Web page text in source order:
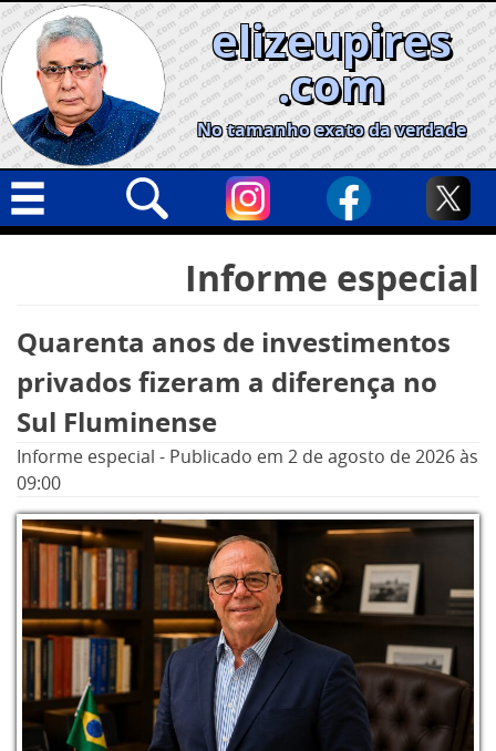
Skip
to
content
elizeupires
.com
No tamanho exato da verdade
Cidades
Política
Nacional
Opinião
Informe especial
Informe especial
Quarenta anos de investimentos
privados fizeram a diferença no
Sul Fluminense
Informe especial - Publicado em 2 de agosto de 2026às
09:00